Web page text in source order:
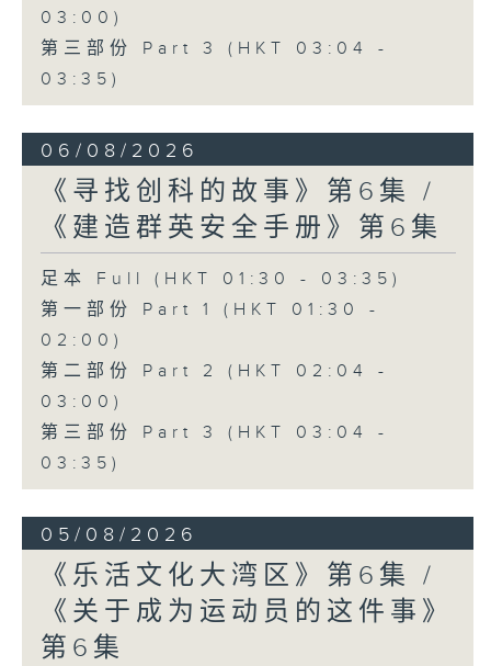
03:00)
第三部份 Part 3 (HKT 03:04 -
03:35)
06/08/2026
《寻找创科的故事》第6集 /
《建造群英安全手册》第6集
足本 Full (HKT 01:30 - 03:35)
第一部份 Part 1 (HKT 01:30 -
02:00)
第二部份 Part 2 (HKT 02:04 -
03:00)
第三部份 Part 3 (HKT 03:04 -
03:35)
05/08/2026
《乐活文化大湾区》第6集 /
《关于成为运动员的这件事》
第6集